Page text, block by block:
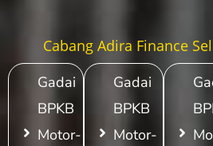
Cabang Adira Finance
Gadai
BPKB
Motor-
Gadai
BPKB
Motor-